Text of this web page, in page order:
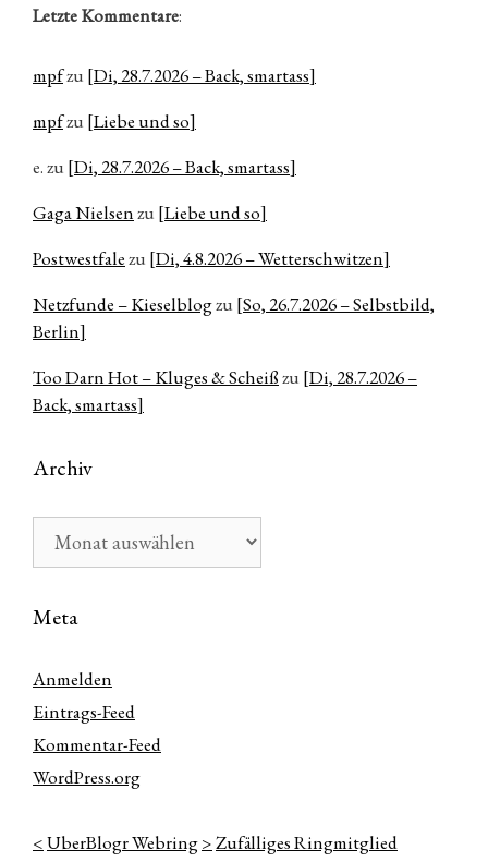
Letzte Kommentare:
mpfzu [Di, 28.7.2026 – Back, smartass]
mpfzu [Liebe und so]
e.zu [Di, 28.7.2026 – Back, smartass]
Gaga Nielsenzu [Liebe und so]
Postwestfalezu [Di, 4.8.2026 – Wetterschwitzen]
Netzfunde – Kieselblogzu [So, 26.7.2026 – Selbstbild,
Berlin]
Too Darn Hot – Kluges & Scheißzu [Di, 28.7.2026 –
Back, smartass]
Archiv
Meta
Anmelden
Eintrags-Feed
Kommentar-Feed
WordPress.org
<UberBlogr Webring>Zufälliges Ringmitglied